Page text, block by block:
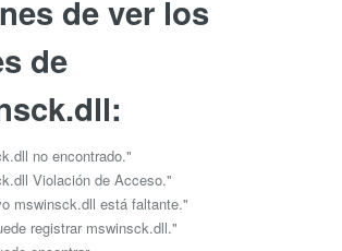
de ver los
de
no encontrado."
Violación de Acceso."
mswinsck.dll está faltante."
registrar mswinsck.dll."